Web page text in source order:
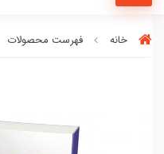
خانه فهرست محصولات